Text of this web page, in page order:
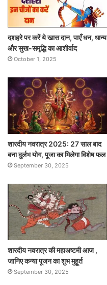
दशहरे पर करें ये खास दान, पाएँ धन, धान्य
और सुख-समृद्धि का आशीर्वाद
October 1, 2025
शारदीय नवरात्र 2025: 27 साल बाद
बना दुर्लभ योग, पूजा का मिलेगा विशेष फल
September 30, 2025
शारदीय नवरात्र की महाअष्टमी आज ,
जानिए कन्या पूजन का शुभ मुहूर्त
September 30, 2025